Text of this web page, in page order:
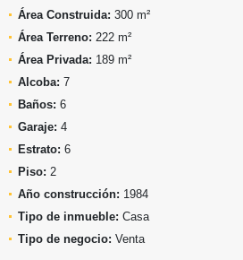
Área Construida: 300 m²
Área Terreno: 222 m²
Área Privada: 189 m²
Alcoba: 7
Baños: 6
Garaje: 4
Estrato: 6
Piso: 2
Año construcción: 1984
Tipo de inmueble: Casa
Tipo de negocio: Venta